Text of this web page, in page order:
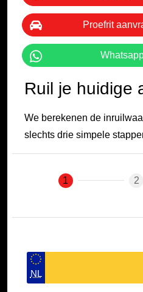
Proefrit